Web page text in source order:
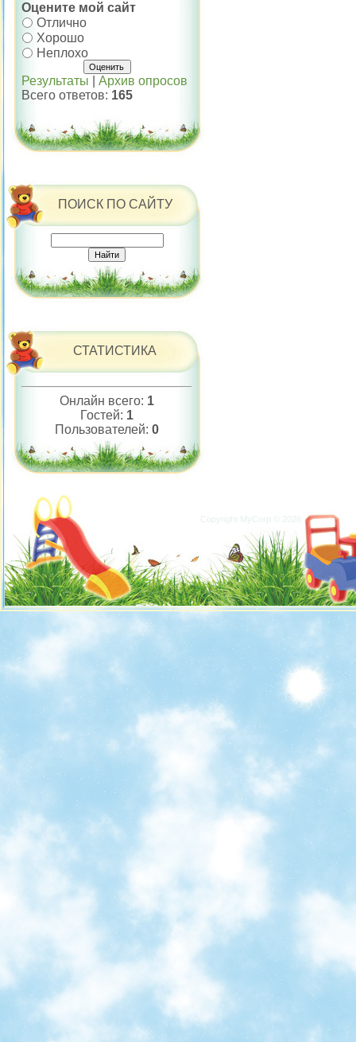
Оцените мой сайт
Отлично
Хорошо
Неплохо
Результаты
Архив опросов
Всего ответов: 165
ПОИСК ПО САЙТУ
СТАТИСТИКА
Онлайн всего: 1
Гостей: 1
Пользователей: 0
Copyright MyCorp © 2026